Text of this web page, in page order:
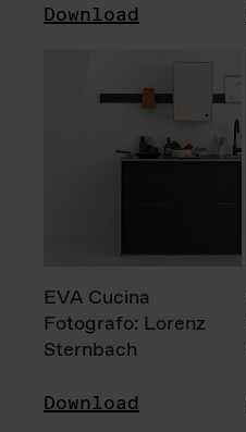
Download
EVA Cucina
Fotografo: Lorenz
Sternbach
Download